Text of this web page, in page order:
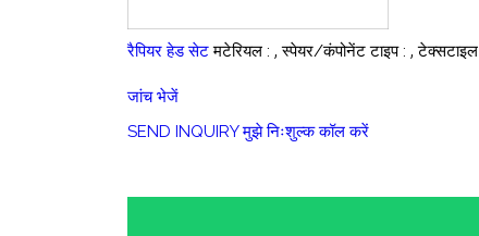
रैपियर हेड सेट मटेरियल : , स्पेयर/कंपोनेंट टाइप : , टेक्सटाइल
जांच भेजें
SEND INQUIRY मुझे निःशुल्क कॉल करें